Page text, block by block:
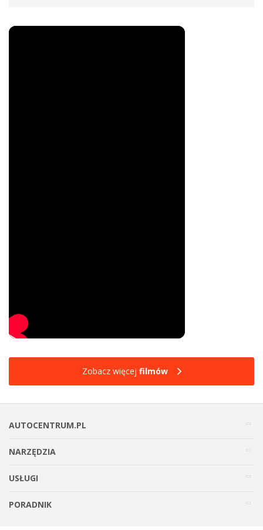
Zobacz więcej filmów
AUTOCENTRUM.PL
NARZĘDZIA
USŁUGI
PORADNIK